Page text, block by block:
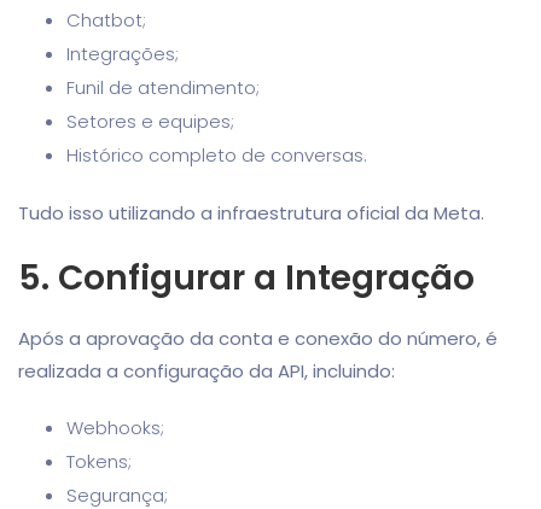
Chatbot;
Integrações;
Funil de atendimento;
Setores e equipes;
Histórico completo de conversas.
Tudo isso utilizando a infraestrutura oficial da Meta.
5. Configurar a Integração
Após a aprovação da conta e conexão do número, é
realizada a configuração da API, incluindo:
Webhooks;
Tokens;
Segurança;